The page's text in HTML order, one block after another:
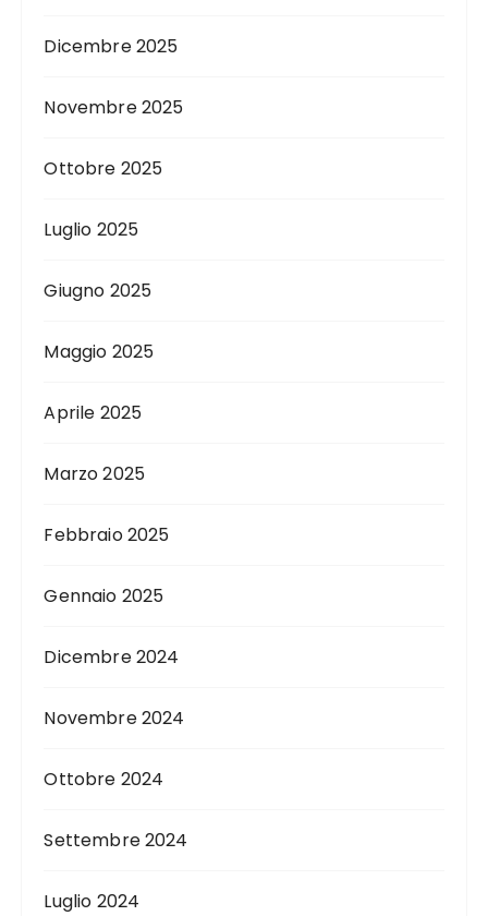
Dicembre 2025
Novembre 2025
Ottobre 2025
Luglio 2025
Giugno 2025
Maggio 2025
Aprile 2025
Marzo 2025
Febbraio 2025
Gennaio 2025
Dicembre 2024
Novembre 2024
Ottobre 2024
Settembre 2024
Luglio 2024